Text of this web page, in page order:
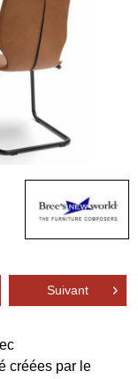
Suivant
créées par le